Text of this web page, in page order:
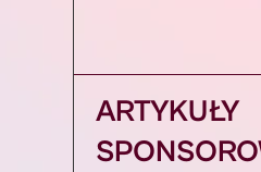
ARTYKUŁY